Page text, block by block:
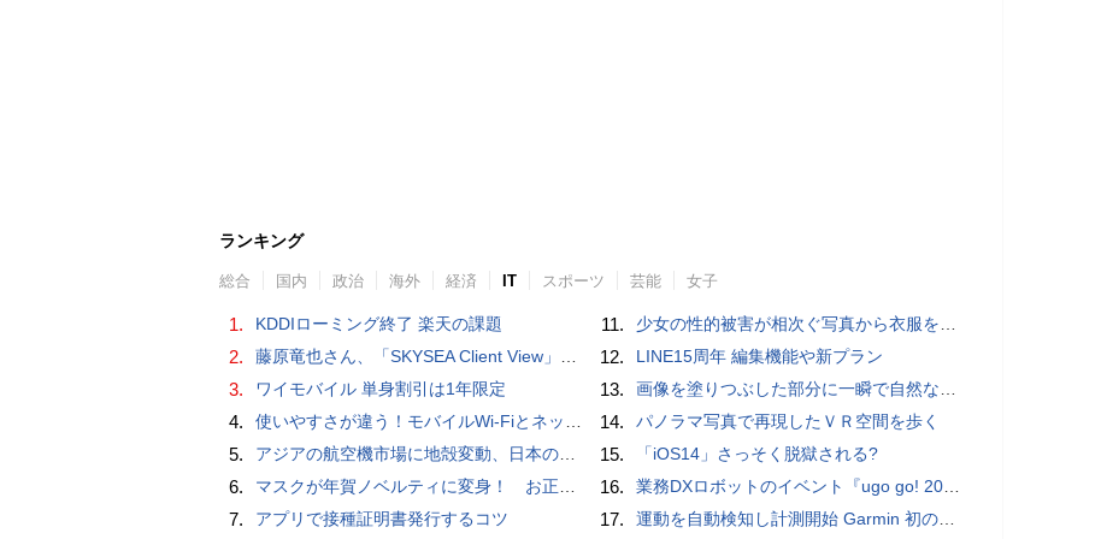
ランキング
総合 国内 政治 海外 経済 IT スポーツ 芸能 女子
1. KDDIローミング終了 楽天の課題
2. 藤原竜也さん、「SKYSEA Client View」新CMで「AI労務改善」をアピール 働き方をAIが分析したら「すぐに休んで」と言われる？
3. ワイモバイル 単身割引は1年限定
4. 使いやすさが違う！モバイルWi-FiとネットHDD【PC-DIY 秋の陣】
5. アジアの航空機市場に地殻変動、日本のサプライヤーに影響も
6. マスクが年賀ノベルティに変身！ お正月特別パッケージの注文受付開始
7. アプリで接種証明書発行するコツ
11. 少女の性的被害が相次ぐ写真から衣服を剥ぎ取るAIポルノアプリ「ClothOff」の背後にいる人物とは？
12. LINE15周年 編集機能や新プラン
13. 画像を塗りつぶした部分に一瞬で自然な画像を補完する技術を早稲田大学の研究者が開発
14. パノラマ写真で再現したＶＲ空間を歩く
15. 「iOS14」さっそく脱獄される?
16. 業務DXロボットのイベント『ugo go! 2022』開催 新モデル「G4」や小型モデル「ugo mini」など発表 ユースケースも多数紹介
17. 運動を自動検知し計測開始 Garmin 初のスマートバンドを発売 10日間のロングバッテリーで手間いらず